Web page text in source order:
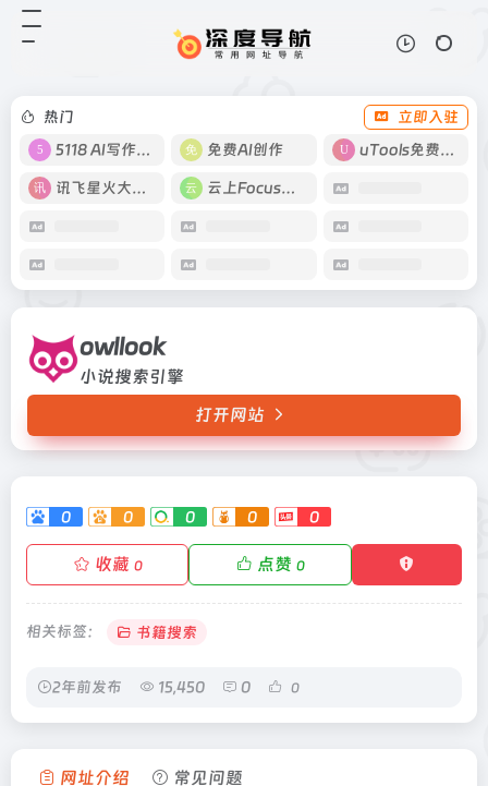
热门
立即入驻
5118 AI写作工具
免费AI创作 uTools免费工具箱
讯飞星火大模型 云上Focus接码
owllook
小说搜索引擎
打开网站
0 0 0 0 0
收藏 0 点赞 0
相关标签： 书籍搜索
2年前发布 15,450 0 0
网址介绍 常见问题